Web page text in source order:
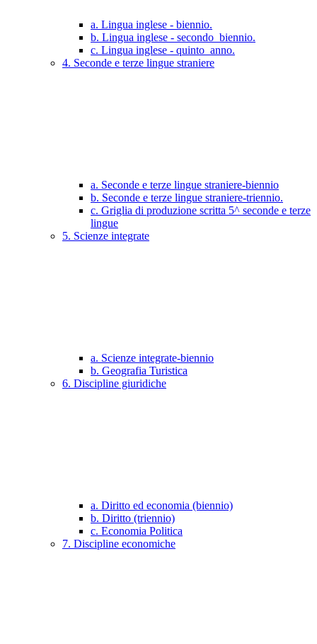
a. Lingua inglese - biennio.
b. Lingua inglese - secondo_biennio.
c. Lingua inglese - quinto_anno.
4. Seconde e terze lingue straniere
a. Seconde e terze lingue straniere-biennio
b. Seconde e terze lingue straniere-triennio.
c. Griglia di produzione scritta 5^ seconde e terze
lingue
5. Scienze integrate
a. Scienze integrate-biennio
b. Geografia Turistica
6. Discipline giuridiche
a. Diritto ed economia (biennio)
b. Diritto (triennio)
c. Economia Politica
7. Discipline economiche